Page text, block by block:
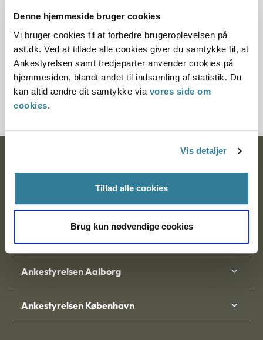
Denne hjemmeside bruger cookies
Vi bruger cookies til at forbedre brugeroplevelsen på
ast.dk. Ved at tillade alle cookies giver du samtykke til, at
Ankestyrelsen samt tredjeparter anvender cookies på
hjemmesiden, blandt andet til indsamling af statistik. Du
kan altid ændre dit samtykke via vores side om
cookies.
Vis detaljer
Tillad alle cookies
Brug kun nødvendige cookies
Paragraf
§ 96 § 60 § 77
Journalnummer
3500228-04
Nytorv 7, 2. sal
9000 Aalborg
Ankestyrelsen Aalborg
Ankestyrelsen København